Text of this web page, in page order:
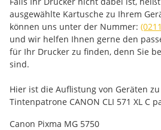
ausgewählte Kartusche zu Ihrem
können uns unter der Nummer:
und wir helfen Ihnen gerne den
für Ihr Drucker zu finden, denn Sie
sind.
Hier ist die Auflistung von Geräten
Tintenpatrone CANON CLI 571 XL C
Canon Pixma MG 5750